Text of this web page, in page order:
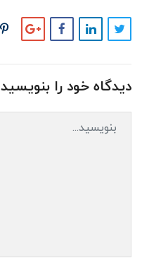
دیدگاه خود را بنویسید